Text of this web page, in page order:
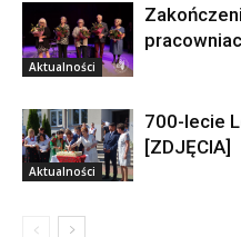
Aktualności
Aktualności
700-lecie
[ZDJĘCIA]